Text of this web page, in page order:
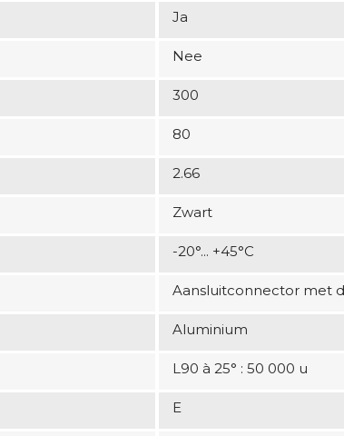
Ja
Nee
300
80
2.66
Zwart
-20°... +45°C
Aansluitconnector met
Aluminium
L90 à 25° : 50 000 u
E